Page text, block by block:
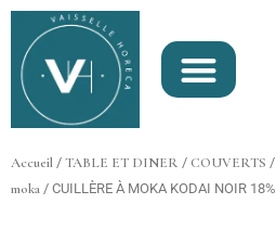
Aller
contenu
Accueil / TABLE ET DINER / COUVERTS /
moka / CUILLÈRE À MOKA KODAI NOIR 18%